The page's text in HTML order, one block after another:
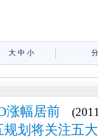
大 中 小
涨幅居前
划将关注五